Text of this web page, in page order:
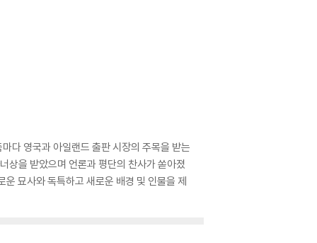
다 영국과 아일랜드 출판 시장의 주목을 받는
상을 받았으며 언론과 평단의 찬사가 쏟아졌
운 묘사와 독특하고 새로운 배경 및 인물을 제